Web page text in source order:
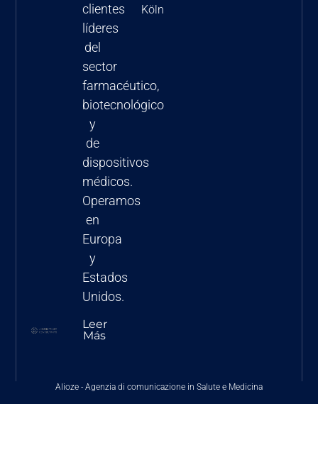
clientes
líderes
del
sector
farmacéutico,
biotecnológico
y
de
dispositivos
médicos.
Operamos
en
Europa
y
Estados
Unidos.
Leer
Más
Köln
Alioze - Agenzia di comunicazione in Salute e Medicina